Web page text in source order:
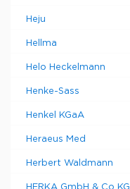
Heju
Hellma
Helo Heckelmann
Henke-Sass
Henkel KGaA
Heraeus Med
Herbert Waldmann
HERKA GmbH & Co KG